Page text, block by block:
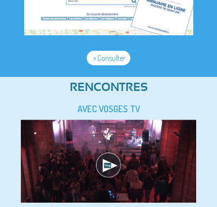
> Consulter
RENCONTRES
AVEC VOSGES TV